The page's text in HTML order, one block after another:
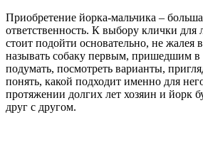
Приобретение йорка-мальчика –
ответственность. К выбору клички
стоит подойти основательно, не жалея
называть собаку первым, пришедшим в
подумать, посмотреть варианты,
понять, какой подходит именно для
протяжении долгих лет хозяин и йорк
друг с другом.